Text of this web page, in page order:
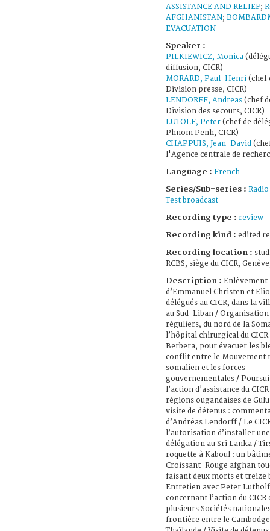
ASSISTANCE AND RELIEF;
AFGHANISTAN;
EVACUATION
Speaker :
PILKIEWICZ, Monica
diffusion, CICR)
MORARD, Paul-Henri (chef
Division presse, CICR)
LENDORFF, Andreas (chef
Division des secours, CICR)
LUTOLF, Peter (chef de
Phnom Penh, CICR)
CHAPPUIS, Jean-David
l'Agence centrale de
Language : French
Series/Sub-series :
Test broadcast
Recording type : review
Recording kind : edited
Recording location :
RCBS, siège du CICR,
Description : Enlèvement
d’Emmanuel Christen et
délégués au CICR, dans la
au Sud-Liban / Organisation
réguliers, du nord de la
l’hôpital chirurgical du CICR
Berbera, pour évacuer les
conflit entre le Mouvement
somalien et les forces
gouvernementales /
l’action d’assistance du
régions ougandaises de
visite de détenus :
d’Andréas Lendorff / Le
l’autorisation d’installer une
délégation au Sri Lanka /
roquette à Kaboul : un
Croissant-Rouge afghan
faisant deux morts et treize
Entretien avec Peter Lutholf
concernant l’action du CICR
plusieurs Sociétés
frontière entre le